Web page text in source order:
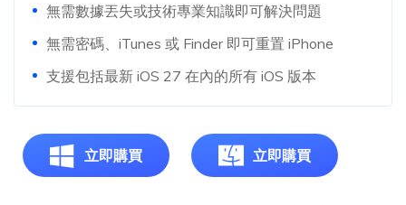
無需數據丟失或技術專業知識即可解決問題
無需密碼、iTunes 或 Finder 即可重置 iPhone
支援包括最新 iOS 27 在內的所有 iOS 版本
立即購買 立即購買